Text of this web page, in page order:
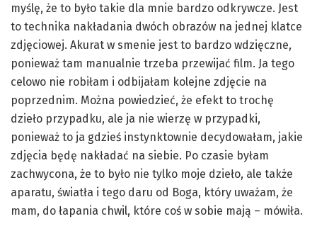
myślę, że to było takie dla mnie bardzo odkrywcze. Jest
to technika nakładania dwóch obrazów na jednej klatce
zdjęciowej. Akurat w smenie jest to bardzo wdzięczne,
ponieważ tam manualnie trzeba przewijać film. Ja tego
celowo nie robiłam i odbijałam kolejne zdjęcie na
poprzednim. Można powiedzieć, że efekt to trochę
dzieło przypadku, ale ja nie wierzę w przypadki,
ponieważ to ja gdzieś instynktownie decydowałam, jakie
zdjęcia będę nakładać na siebie. Po czasie byłam
zachwycona, że to było nie tylko moje dzieło, ale także
aparatu, światła i tego daru od Boga, który uważam, że
mam, do łapania chwil, które coś w sobie mają – mówiła.